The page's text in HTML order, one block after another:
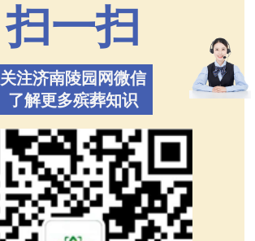
扫一扫
关注济南陵园网微信
了解更多殡葬知识